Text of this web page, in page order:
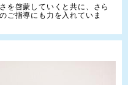
を啓蒙していくと共に、さら
ご指導にも力を入れていま